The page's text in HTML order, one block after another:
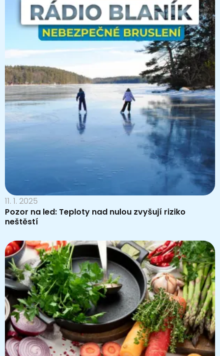
11. 1. 2025
Pozor na led: Teploty nad nulou zvyšují riziko
neštěstí